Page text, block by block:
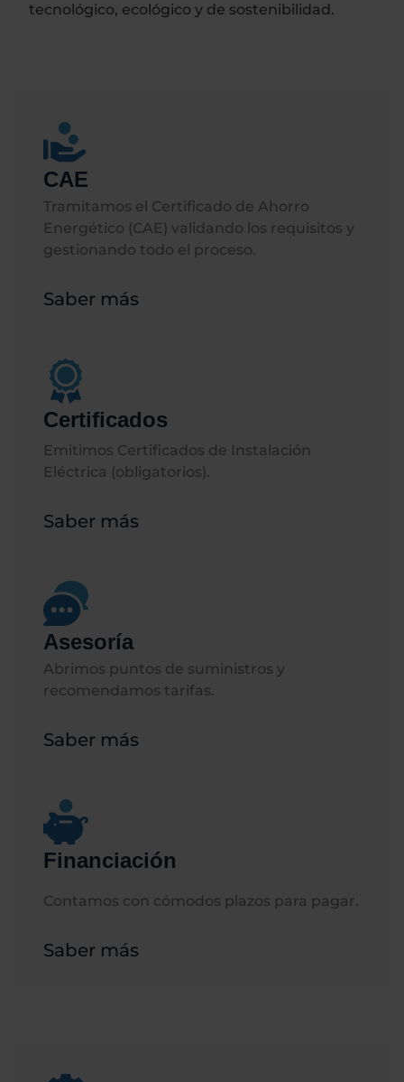
tecnológico, ecológico y de sostenibilidad.
CAE
Tramitamos el Certificado de Ahorro
Energético (CAE) validando los requisitos y
gestionando todo el proceso.
Saber más
Certificados
Emitimos Certificados de Instalación
Eléctrica (obligatorios).
Saber más
Asesoría
Abrimos puntos de suministros y
recomendamos tarifas.
Saber más
Financiación
Contamos con cómodos plazos para pagar.
Saber más